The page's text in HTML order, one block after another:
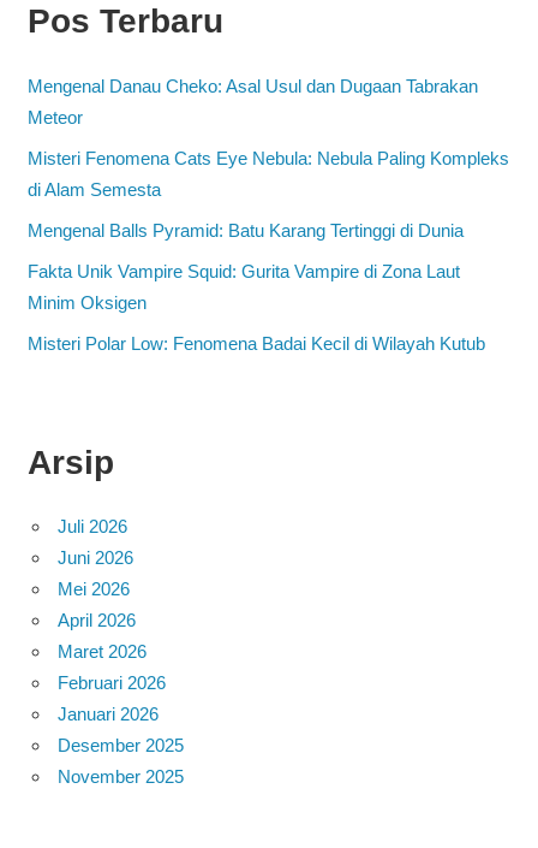
Pos Terbaru
Mengenal Danau Cheko: Asal Usul dan Dugaan Tabrakan
Meteor
Misteri Fenomena Cats Eye Nebula: Nebula Paling Kompleks
di Alam Semesta
Mengenal Balls Pyramid: Batu Karang Tertinggi di Dunia
Fakta Unik Vampire Squid: Gurita Vampire di Zona Laut
Minim Oksigen
Misteri Polar Low: Fenomena Badai Kecil di Wilayah Kutub
Arsip
Juli 2026
Juni 2026
Mei 2026
April 2026
Maret 2026
Februari 2026
Januari 2026
Desember 2025
November 2025